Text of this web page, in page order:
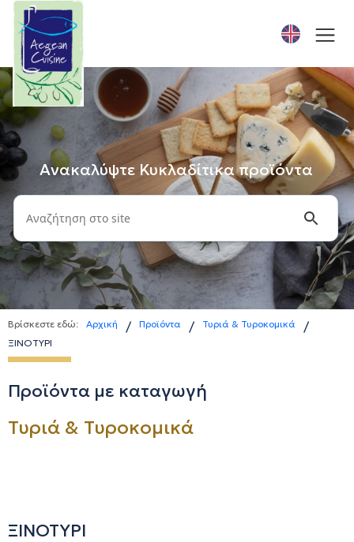
Ανακαλύψτε Κυκλαδίτικα προϊόντα
Βρίσκεστε εδώ: Αρχική / Προϊόντα / Τυριά & Τυροκομικά /
ΞΙΝΟΤΥΡΙ
Προϊόντα με καταγωγή
Τυριά & Τυροκομικά
ΞΙΝΟΤΥΡΙ